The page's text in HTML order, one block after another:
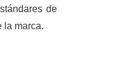
de
la marca.